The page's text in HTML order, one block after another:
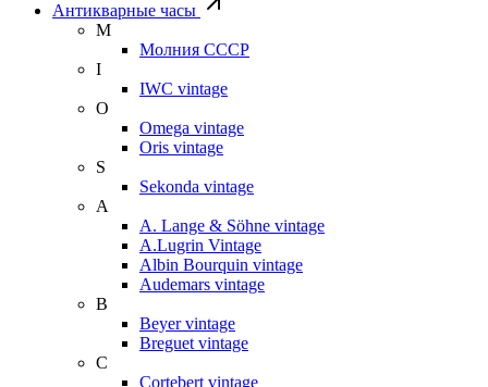
Антикварные часы
М
Молния СССР
I
IWC vintage
O
Omega vintage
Oris vintage
S
Sekonda vintage
A
A. Lange & Söhne vintage
A.Lugrin Vintage
Albin Bourquin vintage
Audemars vintage
B
Beyer vintage
Breguet vintage
C
Cortebert vintage